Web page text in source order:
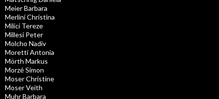
Meier Barbara
Merlini Christina
Milici Tereze
Millesi Peter
Molcho Nadiv
Moretti Antonia
Mörth Markus
Morzé Simon
Moser Christine
Moser Veith
Muhr Barbara